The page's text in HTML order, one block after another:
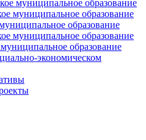
муниципальное образование
муниципальное образование
образование
муниципальное образование
образование
экономическом